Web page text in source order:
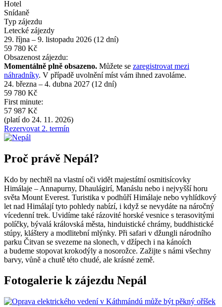
Hotel
Snídaně
Typ zájezdu
Letecké zájezdy
29. října – 9. listopadu 2026 (12 dní)
59 780 Kč
Obsazenost zájezdu:
Momentálně plně obsazeno. Můžete se zaregistrovat mezi
náhradníky. V případě uvolnění míst vám ihned zavoláme.
24. března – 4. dubna 2027 (12 dní)
59 780 Kč
First minute:
57 987 Kč
(platí do 24. 11. 2026)
Rezervovat 2. termín
Proč právě Nepál?
Kdo by nechtěl na vlastní oči vidět majestátní osmitisícovky
Himálaje – Annapurny, Dhaulágirí, Manáslu nebo i nejvyšší horu
světa Mount Everest. Turistika v podhůří Himálaje nebo vyhlídkový
let nad Himálají tyto pohledy nabízí, i když se nevydáte na náročný
vícedenní trek. Uvidíme také rázovité horské vesnice s terasovitými
políčky, bývalá královská města, hinduistické chrámy, buddhistické
stúpy, kláštery a modlitební mlýnky. Při safari v džungli národního
parku Čitvan se svezeme na slonech, v džípech i na kánoích
a budeme stopovat krokodýly a nosorožce. Zažijte s námi všechny
barvy, vůně a chutě této chudé, ale krásné země.
Fotogalerie k zájezdu Nepál